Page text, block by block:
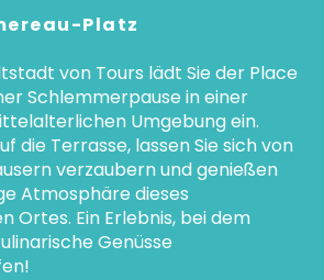
Platz
von Tours lädt Sie der Place
Schlemmerpause in einer
Umgebung ein.
die Terrasse, lassen Sie sich von
verzaubern und genießen
Atmosphäre dieses
Ortes. Ein Erlebnis, bei dem
Genüsse